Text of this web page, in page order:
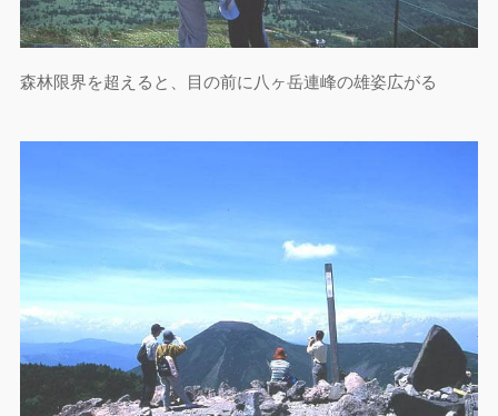
森林限界を超えると、目の前に八ヶ岳連峰の雄姿広がる